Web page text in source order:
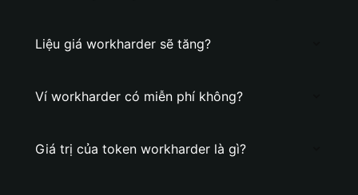
Liệu giá workharder sẽ tăng?
Ví workharder có miễn phí không?
Giá trị của token workharder là gì?